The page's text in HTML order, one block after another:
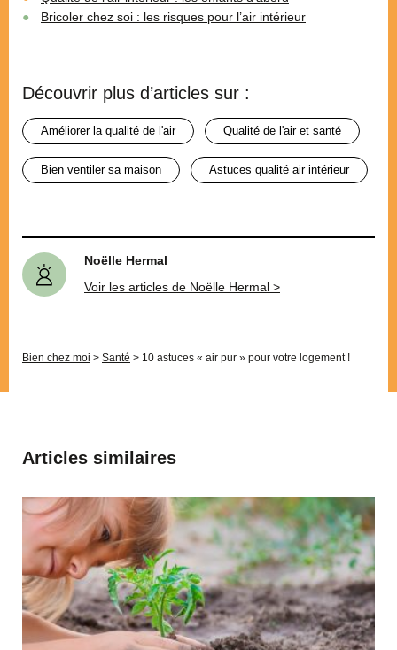
Bricoler chez soi : les risques pour l’air intérieur
Découvrir plus d’articles sur :
améliorer la qualité de l'air qualité de l'air et santé
bien ventiler sa maison astuces qualité air intérieur
Noëlle Hermal
Voir les articles de Noëlle Hermal >
Bien chez moi > Santé > 10 astuces « air pur » pour votre logement !
Articles similaires